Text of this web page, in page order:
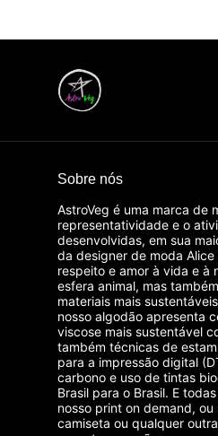
Sobre nós
AstroVeg é uma marca de
representatividade e o
desenvolvidas, em sua
da designer de moda
respeito e amor à vida e à
esfera animal, mas
materiais mais
nosso algodão apresenta
viscose mais sustentável
também técnicas de
para a impressão digital
carbono e uso de tintas
Brasil para o Brasil. E
nosso print on demand,
camiseta ou qualquer